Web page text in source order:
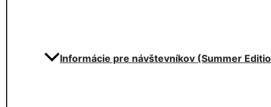
Informácie pre návštevníkov (Summer